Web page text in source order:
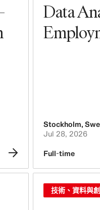
Data
Stockholm,
Jul 28, 2026
Full-time
技術、資料與